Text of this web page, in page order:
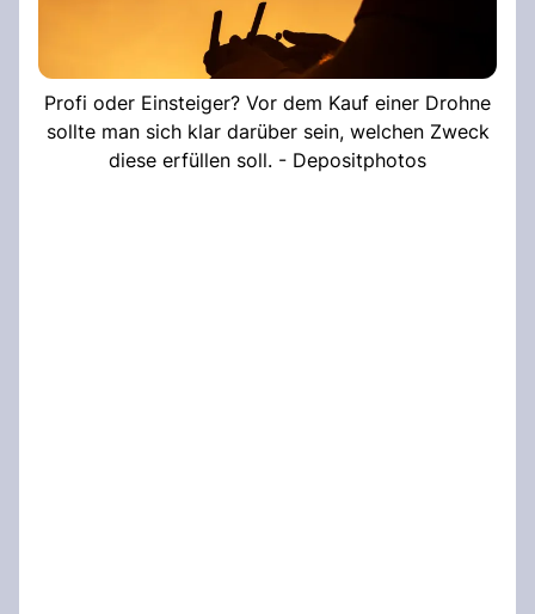
Profi oder Einsteiger? Vor dem Kauf einer Drohne
sollte man sich klar darüber sein, welchen Zweck
diese erfüllen soll. - Depositphotos